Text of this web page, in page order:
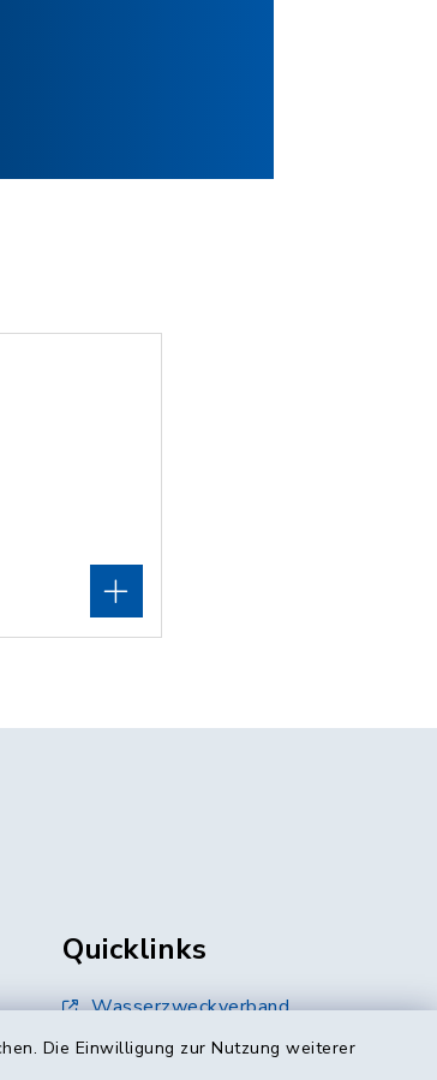
Die Einwilligung zur Nutzung weiterer
Quicklinks
Wasserzweckverband
Landratsamt Mühldorf